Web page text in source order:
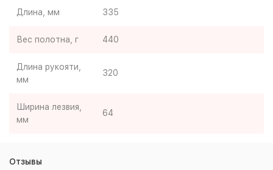
Длина, мм 335
Вес полотна, г 440
Длина рукояти,
мм
320
Ширина лезвия,
мм
64
Отзывы